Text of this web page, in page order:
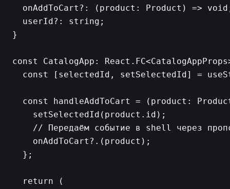
onAddToCart?: (product: Product) =>
  userId?: string;
}
const CatalogApp:
const [selectedId, setSelectedId] =
const handleAddToCart = (product:
    setSelectedId(product.id);
// Передаём событие в shell через
    onAddToCart?.(product);
  };
  return (